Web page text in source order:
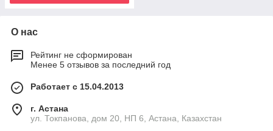
О нас
Рейтинг не сформирован
Менее 5 отзывов за последний год
Работает с 15.04.2013
г. Астана
ул. Токпанова, дом 20, НП 6, Астана, Казахстан